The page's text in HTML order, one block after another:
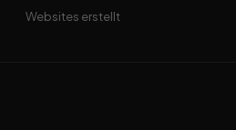
Websites erstellt